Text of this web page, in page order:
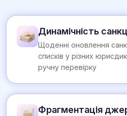
Динамічність
Щоденні оновлення
списків у різних
ручну перевірку
Фрагментація